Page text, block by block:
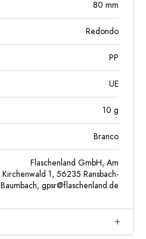
80 mm
Redondo
PP
UE
10 g
Branco
Flaschenland GmbH, Am
Kirchenwald 1, 56235 Ransbach-
Baumbach, gpsr@flaschenland.de